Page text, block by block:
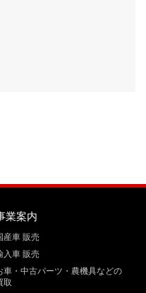
業案内
産車 販売
入車 販売
車・中古パーツ・農機具などの
取